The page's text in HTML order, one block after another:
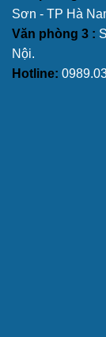
Sơn - TP Hà
Văn phòng 3 :
Nội.
Hotline: